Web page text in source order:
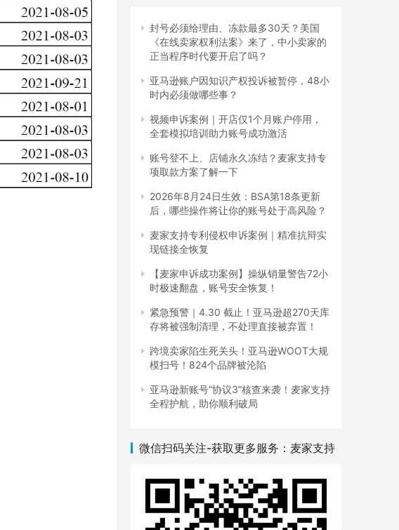
封号必须给理由、冻款最多30天？美国
《在线卖家权利法案》来了，中小卖家的
正当程序时代要开启了吗？
亚马逊账户因知识产权投诉被暂停，48小
时内必须做哪些事？
视频申诉案例｜开店仅1个月账户停用，
全套模拟培训助力账号成功激活
账号登不上、店铺永久冻结？麦家支持专
项取款方案了解一下
2026年8月24日生效：BSA第18条更新
后，哪些操作将让你的账号处于高风险？
麦家支持专利侵权申诉案例｜精准抗辩实
现链接全恢复
【麦家申诉成功案例】操纵销量警告72小
时极速翻盘，账号安全恢复！
紧急预警｜4.30 截止！亚马逊超270天库
存将被强制清理，不处理直接被弃置！
跨境卖家陷生死关头！亚马逊WOOT大规
模扫号！824个品牌被沦陷
亚马逊新账号“协议3”核查来袭！麦家支持
全程护航，助你顺利破局
微信扫码关注-获取更多服务：麦家支持